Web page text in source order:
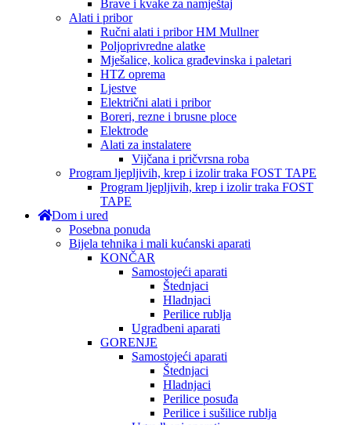
Brave i kvake za namještaj
Alati i pribor
Ručni alati i pribor HM Mullner
Poljoprivredne alatke
Mješalice, kolica građevinska i paletari
HTZ oprema
Ljestve
Električni alati i pribor
Boreri, rezne i brusne ploce
Elektrode
Alati za instalatere
Vijčana i pričvrsna roba
Program ljepljivih, krep i izolir traka FOST TAPE
Program ljepljivih, krep i izolir traka FOST
TAPE
Dom i ured
Posebna ponuda
Bijela tehnika i mali kućanski aparati
KONČAR
Samostojeći aparati
Štednjaci
Hladnjaci
Perilice rublja
Ugradbeni aparati
GORENJE
Samostojeći aparati
Štednjaci
Hladnjaci
Perilice posuđa
Perilice i sušilice rublja